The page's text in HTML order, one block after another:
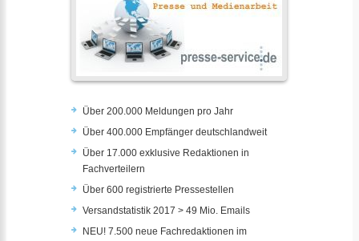
Über 200.000 Meldungen pro Jahr
Über 400.000 Empfänger deutschlandweit
Über 17.000 exklusive Redaktionen in
Fachverteilern
Über 600 registrierte Pressestellen
Versandstatistik 2017 > 49 Mio. Emails
NEU! 7.500 neue Fachredaktionen im